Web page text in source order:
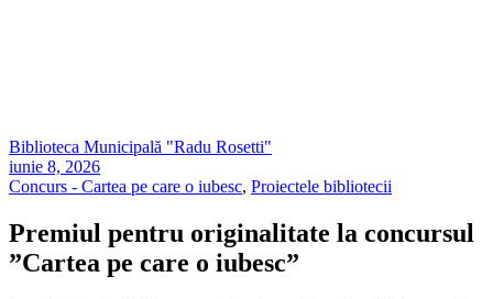
Biblioteca Municipală "Radu Rosetti"
iunie 8, 2026
Concurs - Cartea pe care o iubesc, Proiectele bibliotecii
Premiul pentru originalitate la concursul
”Cartea pe care o iubesc”